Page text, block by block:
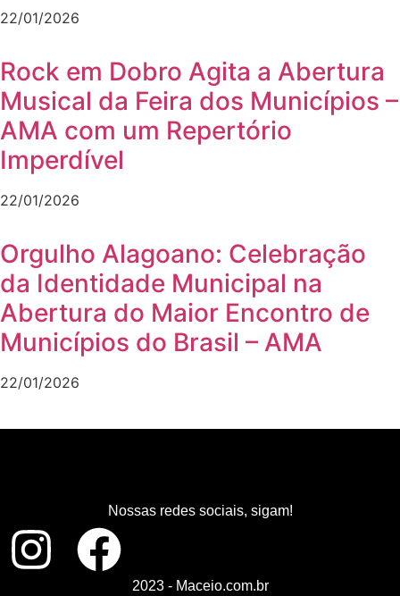
22/01/2026
Rock em Dobro Agita a Abertura
Musical da Feira dos Municípios –
AMA com um Repertório
Imperdível
22/01/2026
Orgulho Alagoano: Celebração
da Identidade Municipal na
Abertura do Maior Encontro de
Municípios do Brasil – AMA
22/01/2026
Nossas redes sociais, sigam!
2023 - Maceio.com.br